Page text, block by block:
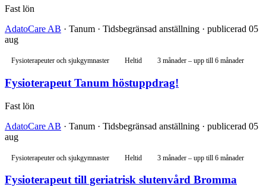
Fast lön
AdatoCare AB · Tanum · Tidsbegränsad anställning · publicerad 05
aug
Fysioterapeuter och sjukgymnaster Heltid 3 månader – upp till 6 månader
Fysioterapeut Tanum höstuppdrag!
Fast lön
AdatoCare AB · Tanum · Tidsbegränsad anställning · publicerad 05
aug
Fysioterapeuter och sjukgymnaster Heltid 3 månader – upp till 6 månader
Fysioterapeut till geriatrisk slutenvård Bromma